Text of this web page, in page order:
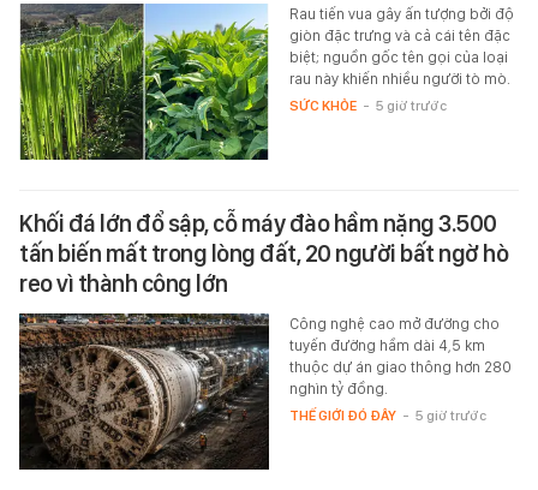
Rau tiến vua gây ấn tượng bởi độ
giòn đặc trưng và cả cái tên đặc
biệt; nguồn gốc tên gọi của loại
rau này khiến nhiều người tò mò.
SỨC KHỎE - 5 giờ trước
Khối đá lớn đổ sập, cỗ máy đào hầm nặng 3.500
tấn biến mất trong lòng đất, 20 người bất ngờ hò
reo vì thành công lớn
Công nghệ cao mở đường cho
tuyến đường hầm dài 4,5 km
thuộc dự án giao thông hơn 280
nghìn tỷ đồng.
THẾ GIỚI ĐÓ ĐÂY - 5 giờ trước